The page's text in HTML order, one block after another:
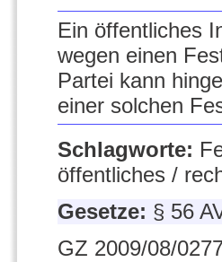
Ein öffentliches
wegen einen
Partei kann
einer solchen
Schlagworte:
öffentliches /
Gesetze: § 56
GZ 2009/08/